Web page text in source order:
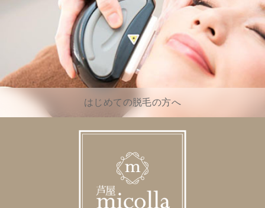
はじめての脱毛の方へ